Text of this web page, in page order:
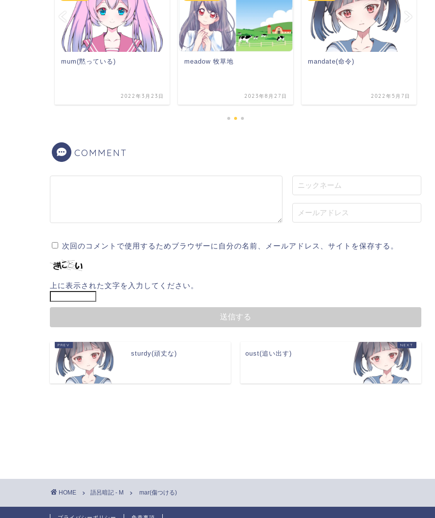
mum(黙っている)
2022年3月23日
meadow 牧草地
2023年8月27日
mandate(命令)
2022年5月7日
COMMENT
次回のコメントで使用するためブラウザーに自分の名前、メールアドレス、サイトを保存する。
上に表示された文字を入力してください。
sturdy(頑丈な) oust(追い出す)
HOME 語呂暗記 - M mar(傷つける)